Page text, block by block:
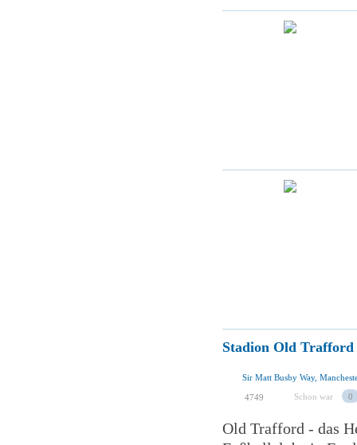
Stadion Old Trafford
Sir Matt Busby Way,
4749 Schon war 0
Old Trafford - das